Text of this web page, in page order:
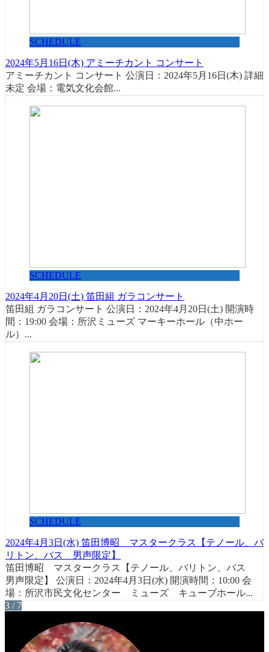
SCHEDULE
2024年5月16日(木) アミーチカント コンサート
アミーチカント コンサート 公演日：2024年5月16日(木) 詳細
未定 会場：電気文化会館...
SCHEDULE
2024年4月20日(土) 笛田組 ガラコンサート
笛田組 ガラコンサート 公演日：2024年4月20日(土) 開演時
間：19:00 会場：所沢ミューズ マーキーホール（中ホー
ル）...
SCHEDULE
2024年4月3日(水) 笛田博昭 マスタークラス【テノール、バ
リトン、バス 男声限定】
笛田博昭 マスタークラス【テノール、バリトン、バス
男声限定】 公演日：2024年4月3日(水) 開演時間：10:00 会
場：所沢市民文化センター ミューズ キューブホール...
3 / 7